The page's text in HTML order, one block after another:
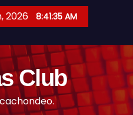
2026 8:41:36 AM
Club